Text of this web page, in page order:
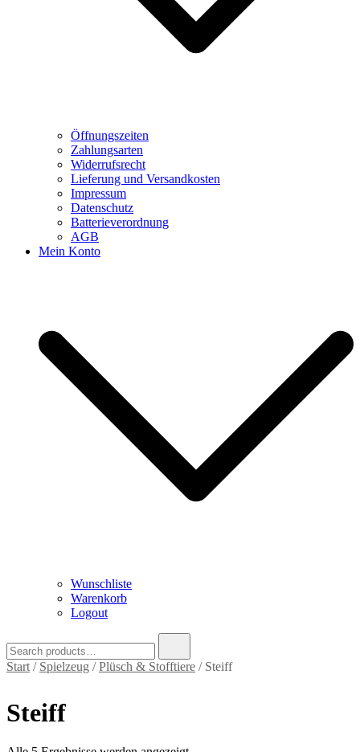
Öffnungszeiten
Zahlungsarten
Widerrufsrecht
Lieferung und Versandkosten
Impressum
Datenschutz
Batterieverordnung
AGB
Mein Konto
Wunschliste
Warenkorb
Logout
for:
Start / Spielzeug /Plüsch & Stofftiere / Steiff
Steiff